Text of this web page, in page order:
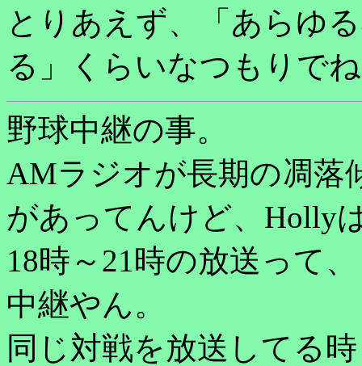
とりあえず、「あらゆ
る」くらいなつもり
野球中継の事。
AMラジオが長期の凋落
があってんけど、Holly
18時～21時の放送って
中継やん。
同じ対戦を放送してる